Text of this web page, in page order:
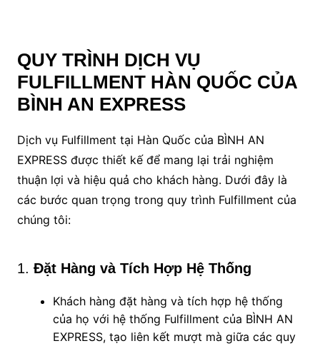
QUY TRÌNH DỊCH VỤ
FULFILLMENT HÀN QUỐC CỦA
BÌNH AN EXPRESS
Dịch vụ Fulfillment tại Hàn Quốc của BÌNH AN
EXPRESS được thiết kế để mang lại trải nghiệm
thuận lợi và hiệu quả cho khách hàng. Dưới đây là
các bước quan trọng trong quy trình Fulfillment của
chúng tôi:
1. Đặt Hàng và Tích Hợp Hệ Thống
Khách hàng đặt hàng và tích hợp hệ thống
của họ với hệ thống Fulfillment của BÌNH AN
EXPRESS, tạo liên kết mượt mà giữa các quy